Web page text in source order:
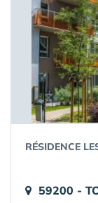
RÉSIDENCE
59200 -